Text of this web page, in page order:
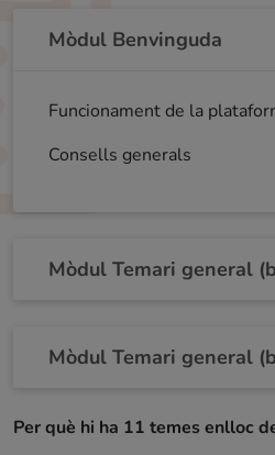
Mòdul Benvinguda
Funcionament de la
Consells generals
Mòdul Temari general
Mòdul Temari general
Per què hi ha 11 temes enlloc